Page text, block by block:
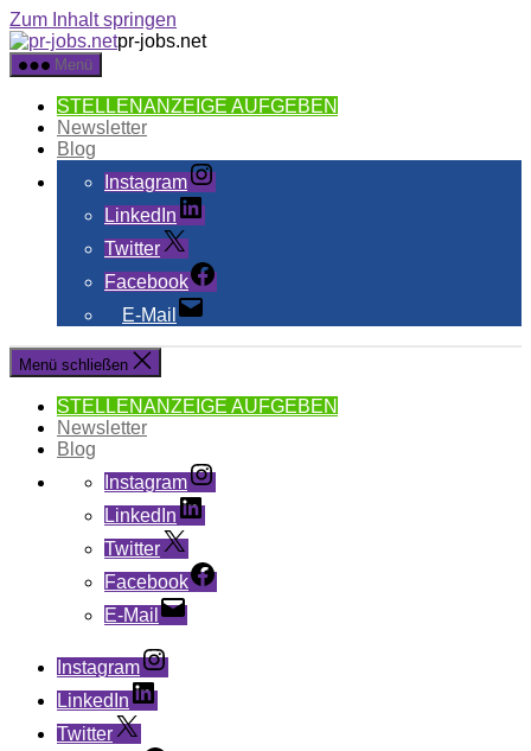
Zum Inhalt springen
pr-jobs.net
Menü
STELLENANZEIGE AUFGEBEN
Newsletter
Blog
Instagram
LinkedIn
Twitter
Facebook
E-Mail
Menü schließen
STELLENANZEIGE AUFGEBEN
Newsletter
Blog
Instagram
LinkedIn
Twitter
Facebook
E-Mail
Instagram
LinkedIn
Twitter